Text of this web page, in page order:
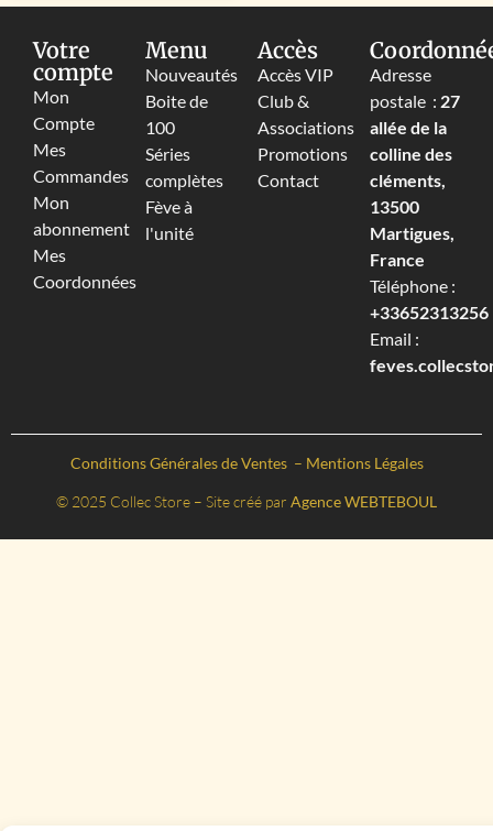
Votre
compte
Mon
Compte
Mes
Commandes
Mon
abonnement
Mes
Coordonnées
Menu
Nouveautés
Boite de
100
Séries
complètes
Fève à
l'unité
Accès
Accès VIP
Club &
Associations
Promotions
Contact
Adresse
postale : 27
allée de la
colline des
cléments,
13500
Martigues,
France
Téléphone :
+33652313256‬
Email :
Conditions Générales de Ventes – Mentions Légales
© 2025 Collec Store – Site créé par Agence WEBTEBOUL